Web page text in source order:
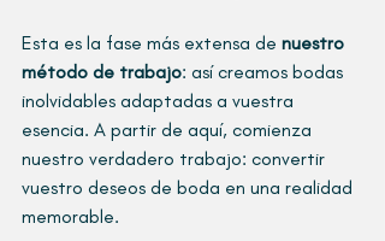
Esta es la fase más extensa de nuestro
método de trabajo: así creamos bodas
inolvidables adaptadas a vuestra
esencia. A partir de aquí, comienza
nuestro verdadero trabajo: convertir
vuestro deseos de boda en una realidad
memorable.